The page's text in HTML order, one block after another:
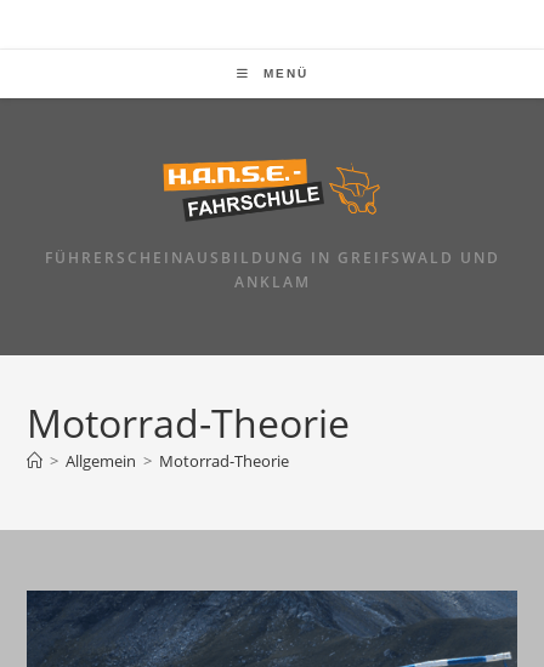
MENÜ
FÜHRERSCHEINAUSBILDUNG IN GREIFSWALD UND
ANKLAM
Motorrad-Theorie
> Allgemein > Motorrad-Theorie